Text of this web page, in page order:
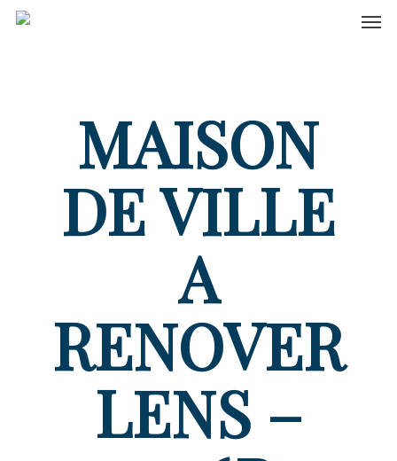
Skip
MAISON
DE VILLE
A
RENOVER
LENS –